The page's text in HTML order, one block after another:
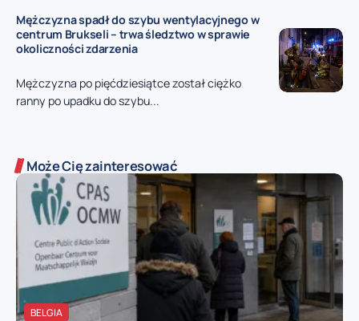
Mężczyzna spadł do szybu wentylacyjnego w
centrum Brukseli – trwa śledztwo w sprawie
okoliczności zdarzenia
Mężczyzna po pięćdziesiątce został ciężko
ranny po upadku do szybu...
Może Cię zainteresować
BELGIA